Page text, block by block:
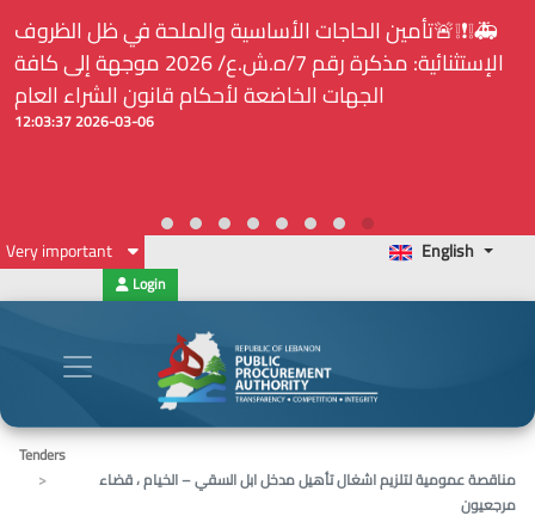
⚠️... ويكون النشر إلزامياً على المنصة الإلكترونيّة المركزيّة
لدى هيئة الشراء العام... الخ. (المادة 109 : الشفافية)
2026-02-24 13:48:11
Very important English
Login
Tenders
مناقصة عمومية لتلزيم اشغال تأهيل مدخل ابل السقي – الخيام ، قضاء
مرجعيون